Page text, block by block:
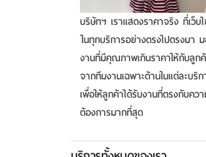
บริษัทฯ เราแสดงราคาจริง ที่เว็บ
ในทุกบริการอย่างตรงไปตรงมา
งานที่มีคุณภาพเกินราคาให้กับลูก
จากทีมงานเฉพาะด้านในแต่ละบริก
เพื่อให้ลูกค้าได้รับงานที่ตรงกับคว
ต้องการมากที่สุด